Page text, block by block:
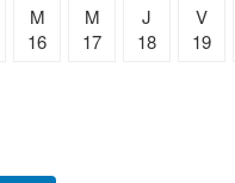
M
16
M
17
J
18
V
19